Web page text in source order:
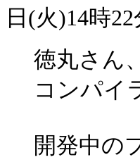
日(火)14時
徳丸さん
コンパイ
開発中の